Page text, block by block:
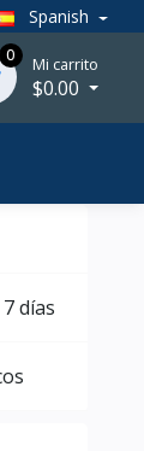
Spanish
0 Mi carrito
$0.00
días